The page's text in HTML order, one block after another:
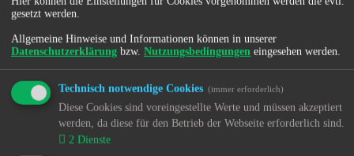
↳ 6.1.7. Regionale Nachrichten - Hessen (HE)
↳ 6.1.8. Regionale Nachrichten - Mecklenburg-
Vorpommern (MV)
↳ 6.1.9. Regionale Nachrichten - Niedersachsen (NI)
↳ 6.1.11. Regionale Nachrichten - Rheinland-Pfalz
(RP)
↳ 6.1.12. Regionale Nachrichten - Saarland (SL)
↳ 6.1.13. Regionale Nachrichten - Sachsen (SN)
gesetzt werden.
Allgemeine Hinweise und Informationen können in unserer
Datenschutzerklärung bzw. Nutzungsbedingungen eingesehen werden.
Technisch notwendige Cookies (immer erforderlich)
Diese Cookies sind voreingestellte Werte und müssen akzeptiert
werden, da diese für den Betrieb der Webseite erforderlich sind.
2 Dienste